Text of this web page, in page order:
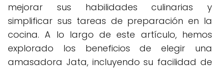
mejorar sus habilidades culinarias y
simplificar sus tareas de preparación en la
cocina. A lo largo de este artículo, hemos
explorado los beneficios de elegir una
amasadora Jata, incluyendo su facilidad de